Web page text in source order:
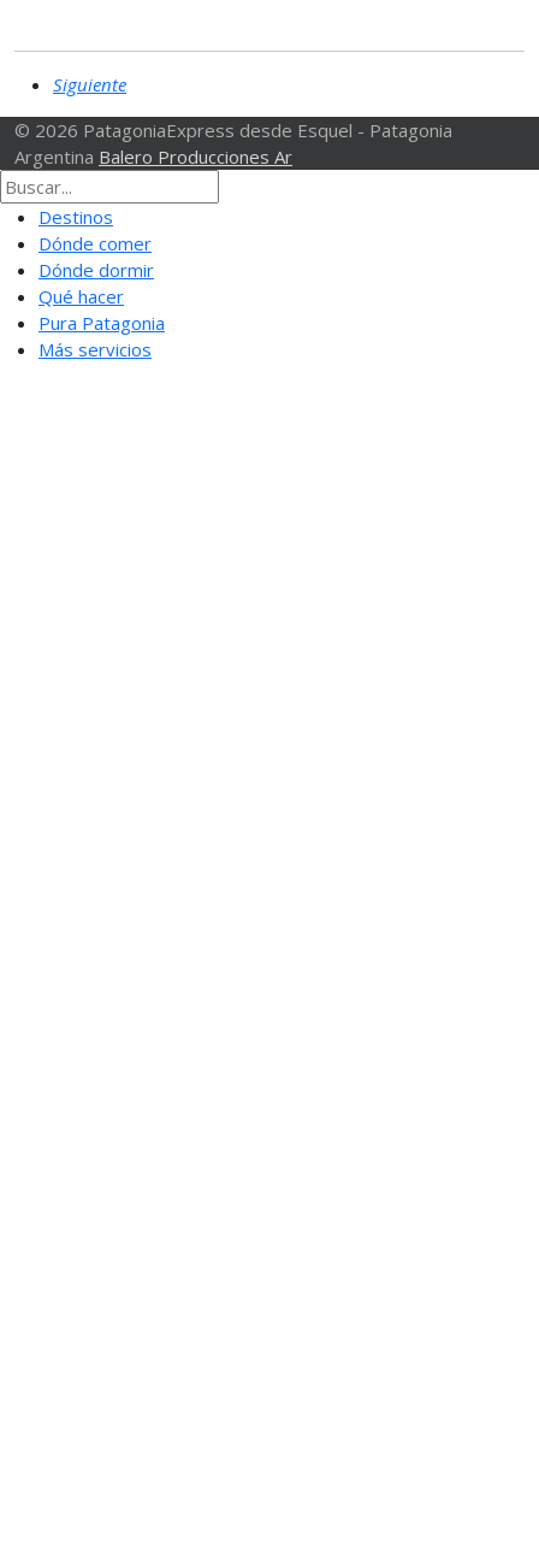
Siguiente
© 2026 PatagoniaExpress desde Esquel - Patagonia
Argentina Balero Producciones Ar
Destinos
Dónde comer
Dónde dormir
Qué hacer
Pura Patagonia
Más servicios